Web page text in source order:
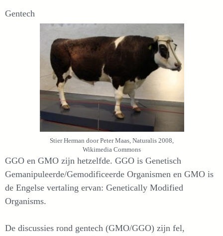
Gentech
Stier Herman door Peter Maas, Naturalis 2008,
Wikimedia Commons
GGO en GMO zijn hetzelfde. GGO is Genetisch
Gemanipuleerde/Gemodificeerde Organismen en GMO is
de Engelse vertaling ervan: Genetically Modified
Organisms.
De discussies rond gentech (GMO/GGO) zijn fel,